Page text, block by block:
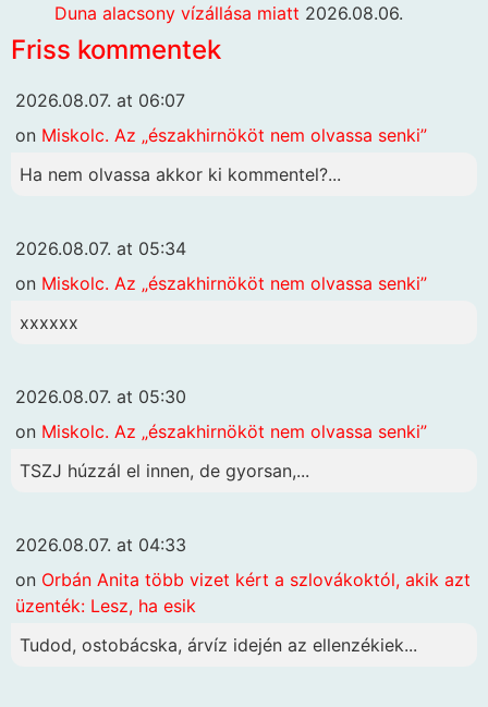
Duna alacsony vízállása miatt 2026.08.06.
Friss kommentek
2026.08.07. at 06:07
on Miskolc. Az „északhirnököt nem olvassa senki”
Ha nem olvassa akkor ki kommentel?...
2026.08.07. at 05:34
on Miskolc. Az „északhirnököt nem olvassa senki”
xxxxxx
2026.08.07. at 05:30
on Miskolc. Az „északhirnököt nem olvassa senki”
TSZJ húzzál el innen, de gyorsan,...
2026.08.07. at 04:33
on Orbán Anita több vizet kért a szlovákoktól, akik azt
üzenték: Lesz, ha esik
Tudod, ostobácska, árvíz idején az ellenzékiek...